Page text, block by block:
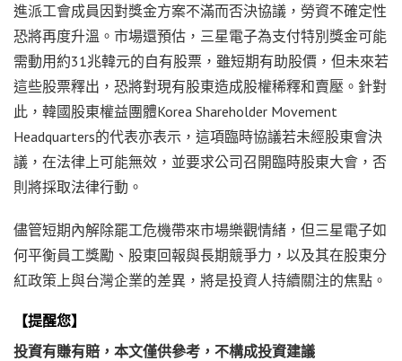
進派工會成員因對獎金方案不滿而否決協議，勞資不確定性
恐將再度升溫。市場還預估，三星電子為支付特別獎金可能
需動用約31兆韓元的自有股票，雖短期有助股價，但未來若
這些股票釋出，恐將對現有股東造成股權稀釋和賣壓。針對
此，韓國股東權益團體Korea Shareholder Movement
Headquarters的代表亦表示，這項臨時協議若未經股東會決
議，在法律上可能無效，並要求公司召開臨時股東大會，否
則將採取法律行動。
儘管短期內解除罷工危機帶來市場樂觀情緒，但三星電子如
何平衡員工獎勵、股東回報與長期競爭力，以及其在股東分
紅政策上與台灣企業的差異，將是投資人持續關注的焦點。
【提醒您】
投資有賺有賠，本文僅供參考，不構成投資建議